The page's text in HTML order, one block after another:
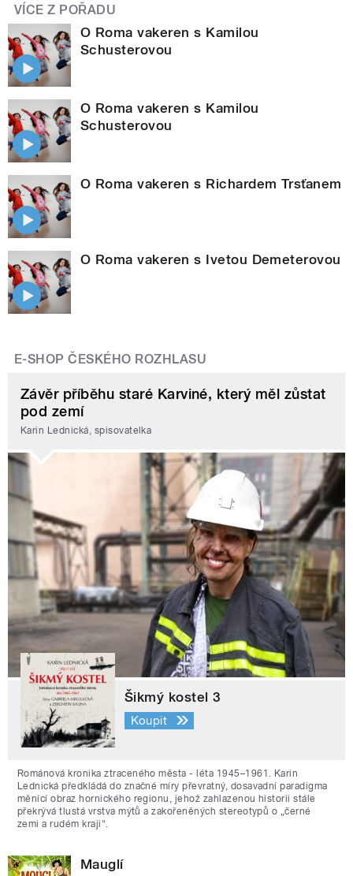
VÍCE Z POŘADU
O Roma vakeren s Kamilou
Schusterovou
O Roma vakeren s Kamilou
Schusterovou
O Roma vakeren s Richardem Trsťanem
O Roma vakeren s Ivetou Demeterovou
E-SHOP ČESKÉHO ROZHLASU
Závěr příběhu staré Karviné, který měl zůstat
pod zemí
Karin Lednická, spisovatelka
Šikmý kostel 3
Koupit
Románová kronika ztraceného města - léta 1945–1961. Karin
Lednická předkládá do značné míry převratný, dosavadní paradigma
měnící obraz hornického regionu, jehož zahlazenou historii stále
překrývá tlustá vrstva mýtů a zakořeněných stereotypů o „černé
zemi a rudém kraji“.
Mauglí